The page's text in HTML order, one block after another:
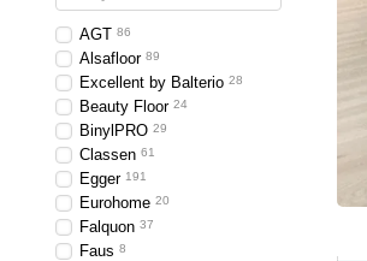
AGT 86
Alsafloor 89
Excellent by Balterio 28
Beauty Floor 24
BinylPRO 29
Classen 61
Egger 191
Eurohome 20
Falquon 37
Faus 8